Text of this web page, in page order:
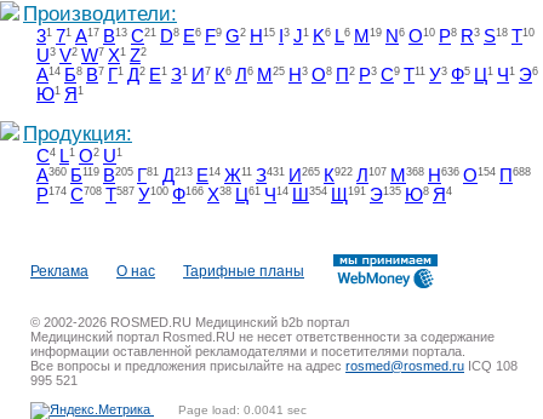
Производители:
31 71 A17 B13 C21 D8 E6 F9 G2 H 15 3 J1 K6 L6 M 19 N 6 O10 P8 R3 S18 T10
U3 V2 W7 X1 Z2
А14 Б8 В7 Г1 Д2 Е1 З1 И 7 К6 Л 6 М 25 Н 3 О8 П 2 Р3 С9 Т11 У3 Ф5 Ц 1 Ч 1 Э6
Ю1 Я 1
Продукция:
C4 L1 O2 U1
А360 Б119 В205 Г81 Д213 Е14 Ж11 З431 И 265 К922 Л 107 М 368 Н 636 О154 П 688
Р174 С708 Т587 У100 Ф166 Х38 Ц 61 Ч 14 Ш 354 Щ 191 Э135 Ю8 Я 4
Реклама О нас Тарифные планы
© 2002-2026 ROSMED.RU Медицинский b2b портал
Медицинский портал Rosmed.RU не несет ответственности за содержание
информации оставленной рекламодателями и посетителями портала.
Все вопросы и предложения присылайте на адрес rosmed@rosmed.ru ICQ 108
995 521
Page load: 0.0041 sec